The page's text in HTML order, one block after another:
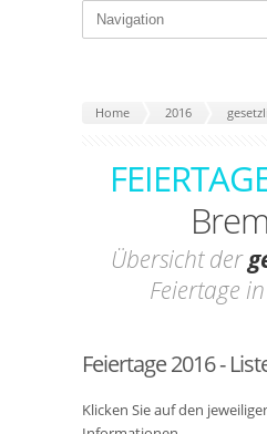
Home 2016
Übersicht der
Feiertage
Feiertage 2016 -
Klicken Sie auf den